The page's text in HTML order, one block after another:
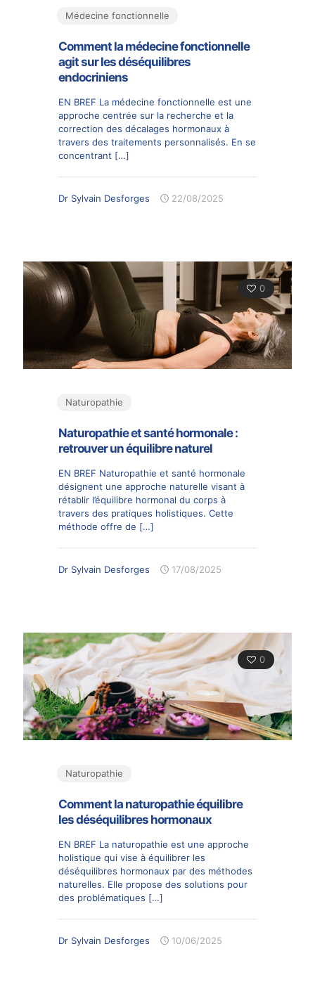
Médecine fonctionnelle
Comment la médecine fonctionnelle
agit sur les déséquilibres
endocriniens
EN BREF La médecine fonctionnelle est une
approche centrée sur la recherche et la
correction des décalages hormonaux à
travers des traitements personnalisés. En se
concentrant […]
Dr Sylvain Desforges 22/08/2025
0
Naturopathie
Naturopathie et santé hormonale :
retrouver un équilibre naturel
EN BREF Naturopathie et santé hormonale
désignent une approche naturelle visant à
rétablir l’équilibre hormonal du corps à
travers des pratiques holistiques. Cette
méthode offre de […]
Dr Sylvain Desforges 17/08/2025
0
Naturopathie
Comment la naturopathie équilibre
les déséquilibres hormonaux
EN BREF La naturopathie est une approche
holistique qui vise à équilibrer les
déséquilibres hormonaux par des méthodes
naturelles. Elle propose des solutions pour
des problématiques […]
Dr Sylvain Desforges 10/06/2025